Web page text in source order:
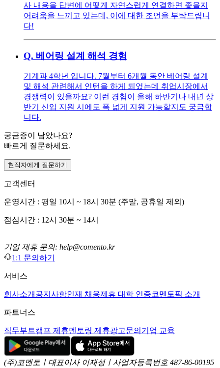
사 내용을 답변에 어떻게 자연스럽게 연결하면 좋을지
어려움을 느끼고 있는데, 이에 대한 조언을 부탁드립니
다!
Q. 베어링 설계 해석 경험
기계과 4학년 입니다. 7월부터 6개월 동안 베어링 설계
및 해석 관련해서 인턴을 하게 되었는데 취업시장에서
경쟁력이 있을까요? 이런 경험이 올해 하반기나 내년 상
반기 신입 지원 시에도 폭 넓게 지원 가능할지도 궁금합
니다.
궁금증이 남았나요?
빠르게 질문하세요.
현직자에게 질문하기
고객센터
운영시간 : 평일 10시 ~ 18시 30분 (주말, 공휴일 제외)
점심시간 : 12시 30분 ~ 14시
기업 제휴 문의: help@comento.kr
1:1 문의하기
서비스
회사소개 공지사항인재 채용제휴 대학 인증코멘토픽 소개
파트너스
직무부트캠프 제휴멘토링 제휴광고문의 기업 교육
(주)코멘토ㅣ대표이사 이재성ㅣ사업자등록번호 487-86-00195